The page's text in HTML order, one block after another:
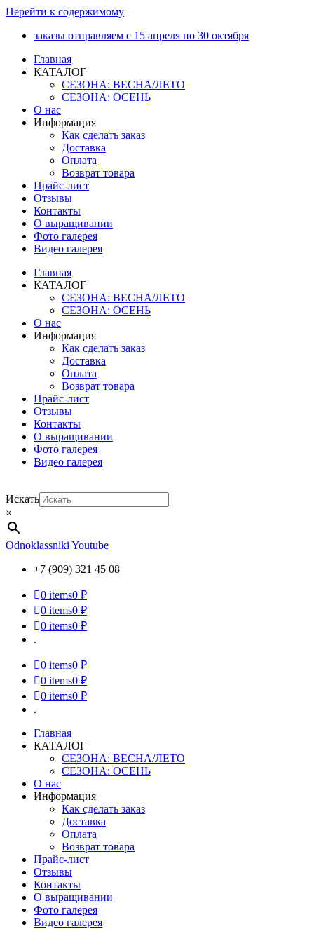
Перейти к содержимому
заказы отправляем с 15 апреля по 30 октября
Главная
КАТАЛОГ
СЕЗОНА: ВЕСНА/ЛЕТО
СЕЗОНА: ОСЕНЬ
О нас
Информация
Как сделать заказ
Доставка
Оплата
Возврат товара
Прайс-лист
Отзывы
Контакты
О выращивании
Фото галерея
Видео галерея
Главная
КАТАЛОГ
СЕЗОНА: ВЕСНА/ЛЕТО
СЕЗОНА: ОСЕНЬ
О нас
Информация
Как сделать заказ
Доставка
Оплата
Возврат товара
Прайс-лист
Отзывы
Контакты
О выращивании
Фото галерея
Видео галерея
Искать
×
Odnoklassniki Youtube
+7 (909) 321 45 08
0 items0 ₽
0 items0 ₽
0 items0 ₽
.
0 items0 ₽
0 items0 ₽
0 items0 ₽
.
Главная
КАТАЛОГ
СЕЗОНА: ВЕСНА/ЛЕТО
СЕЗОНА: ОСЕНЬ
О нас
Информация
Как сделать заказ
Доставка
Оплата
Возврат товара
Прайс-лист
Отзывы
Контакты
О выращивании
Фото галерея
Видео галерея